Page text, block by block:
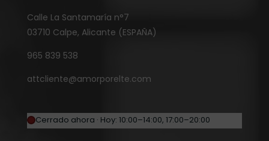
Calle La Santamaría n°7
03710 Calpe, Alicante (ESPAÑA)
965 839 538
attcliente@amorporelte.com
Cerrado ahora · Hoy: 10:00–14:00, 17:00–20:00